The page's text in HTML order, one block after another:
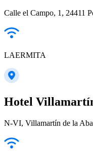
Calle el Campo, 1, 24411
LAERMITA
Hotel
N-VI, Villamartín de la